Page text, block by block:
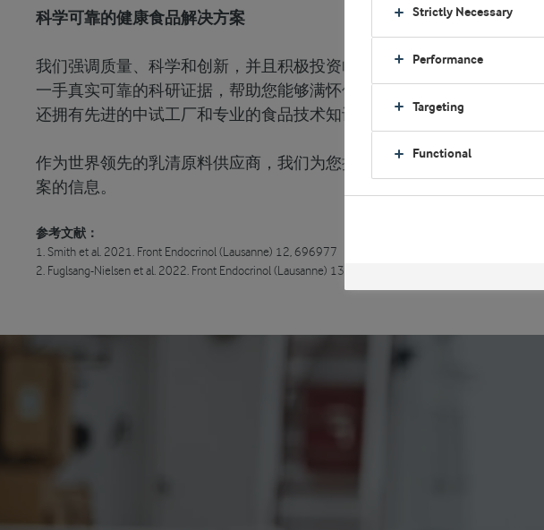
科学可靠的健康食品解决方案
我们强调质量、科学和创新，并且积极投资临床前和临床研究，以获取第
一手真实可靠的科研证据，帮助您能够满怀信心地进入市场。此外，我们
还拥有先进的中试工厂和专业的食品技术知识，确保您的成功。
作为世界领先的乳清原料供应商，我们为您提供更多关于健康食品解决方
案的信息。
参考文献：
1. Smith et al. 2021. Front Endocrinol (Lausanne) 12, 696977
2. Fuglsang-Nielsen et al. 2022. Front Endocrinol (Lausanne) 13, 832897
Strictly Necessary
Performance
Targeting
Functional